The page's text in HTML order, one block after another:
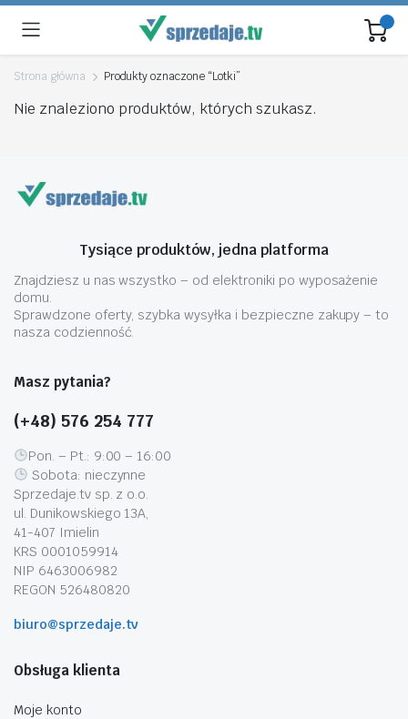
Strona główna Produkty oznaczone “Lotki”
Nie znaleziono produktów, których szukasz.
Tysiące produktów, jedna platforma
Znajdziesz u nas wszystko – od elektroniki po wyposażenie
domu.
Sprawdzone oferty, szybka wysyłka i bezpieczne zakupy – to
nasza codzienność.
Masz pytania?
(+48) 576 254 777
Pon. – Pt.: 9:00 – 16:00
Sobota: nieczynne
Sprzedaje.tv sp. z o.o.
ul. Dunikowskiego 13A,
41-407 Imielin
KRS 0001059914
NIP 6463006982
REGON 526480820
biuro@sprzedaje.tv
Obsługa klienta
Moje konto